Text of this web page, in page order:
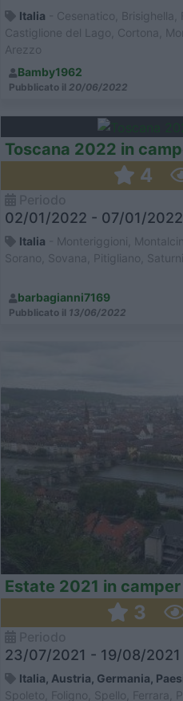
Italia - Cesenatico, Brisighella,
Castiglione del Lago, Cortona,
Arezzo
Bamby1962
Pubblicato il 20/06/2022
Toscana 2022 in
4
02/01/2022 - 07/01/
Italia - Monteriggioni,
Sorano, Sovana, Pitigliano,
barbagianni7169
Pubblicato il 13/06/2022
Estate 2021 in camper
3
23/07/2021 - 19/08/2021
Italia, Austria, Germania,
Spoleto, Foligno, Spello, Ferrara,